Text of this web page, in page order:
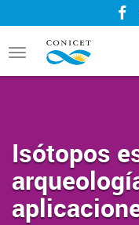
Toggle
navigation
Isótopos